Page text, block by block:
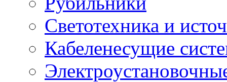
Светотехника и
Кабеленесущие